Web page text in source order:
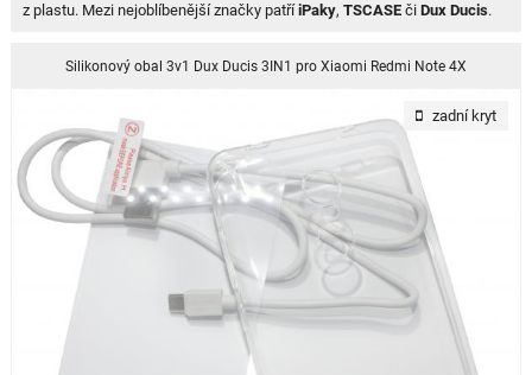
z plastu. Mezi nejoblíbenější značky patříiPaky, TSCASEči Dux Ducis.
Silikonový obal 3v1 Dux Ducis 3IN1 pro Xiaomi Redmi Note 4X
zadní kryt